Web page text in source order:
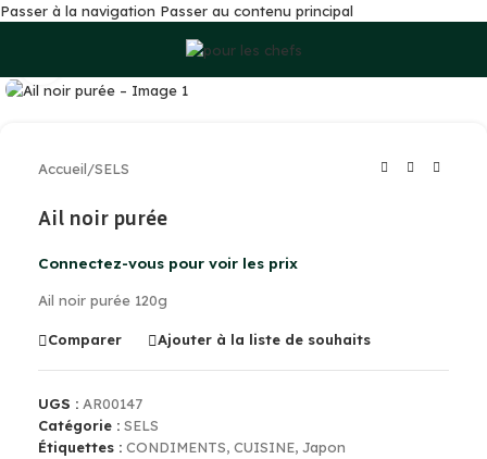
Passer à la navigation Passer au contenu principal
Cliquez pour agrandir
Accueil/SELS
Ail noir purée
Connectez-vous pour voir les prix
Ail noir purée 120g
Comparer Ajouter à la liste de souhaits
UGS : AR00147
Catégorie : SELS
Étiquettes : CONDIMENTS, CUISINE, Japon